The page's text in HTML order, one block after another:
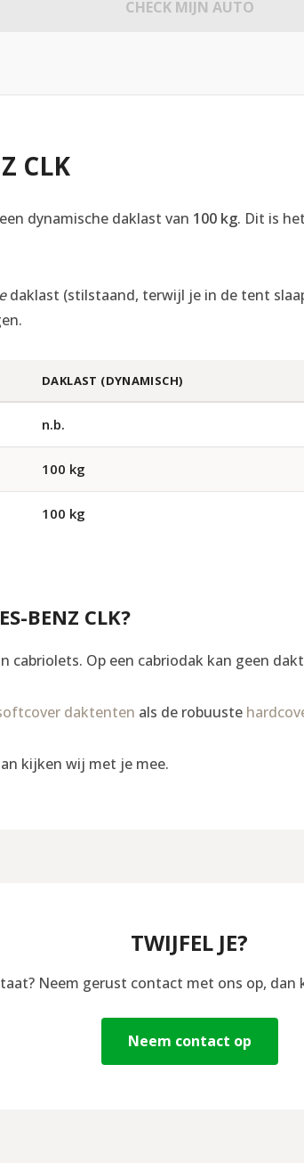
CHECK MIJN AUTO
CLK
dynamische daklast van 100 kg. Dit is
daklast (stilstaand, terwijl je in de tent
DAKLAST (DYNAMISCH)
n.b.
100 kg
100 kg
BENZ CLK?
cabriolets. Op een cabriodak kan geen
daktenten als de robuuste
kijken wij met je mee.
TWIJFEL JE?
Neem gerust contact met ons op,
Neem contact op